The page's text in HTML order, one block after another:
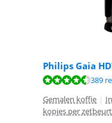
Philips Gaia
Beoordeling is 8,8
389
Gemalen koffie |
kopjes per zetbeurt